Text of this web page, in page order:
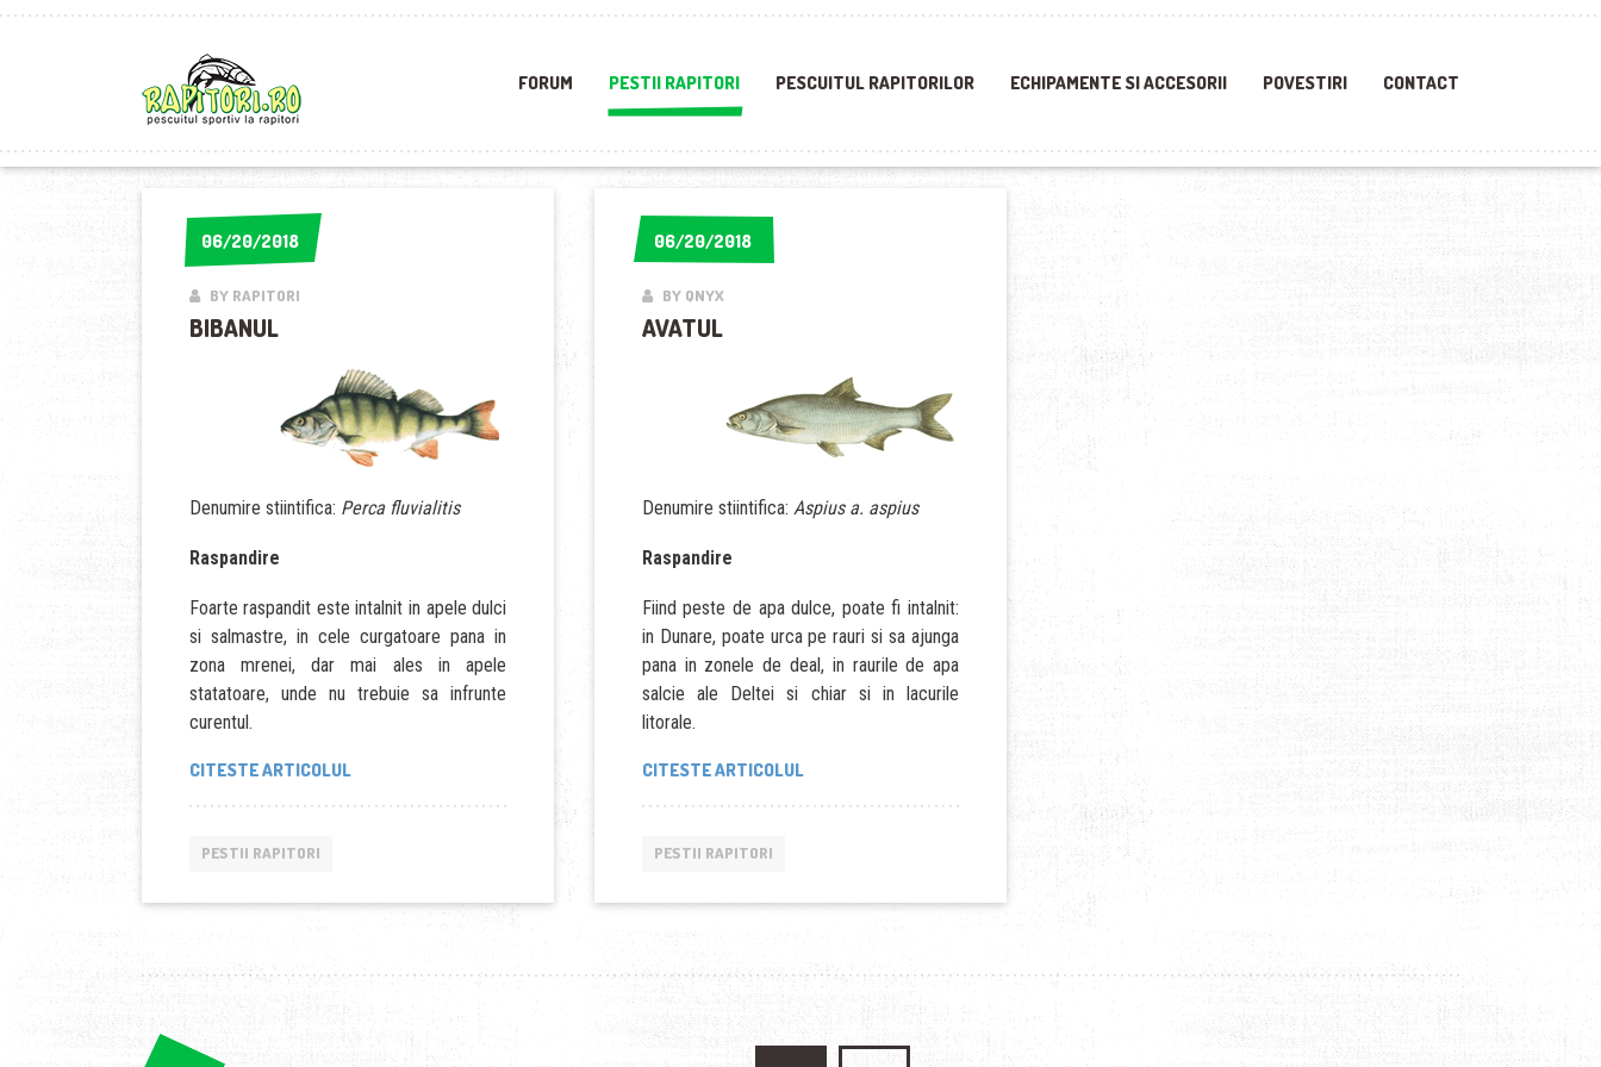
FORUM PESTII RAPITORI PESCUITUL RAPITORILOR ECHIPAMENTE SI ACCESORII POVESTIRI CONTACT
06/20/2018
06/20/2018
BY RAPITORI
BIBANUL
Denumire stiintifica: Perca fluvialitis
Raspandire
Foarte raspandit este intalnit in apele dulci
si salmastre, in cele curgatoare pana in
zona mrenei, dar mai ales in apele
statatoare, unde nu trebuie sa infrunte
curentul.
CITESTE ARTICOLUL“BIBANUL”
PESTII RAPITORI
06/20/2018
06/20/2018
BY QNYX
AVATUL
Denumire stiintifica: Aspius a. aspius
Raspandire
Fiind peste de apa dulce, poate fi intalnit:
in Dunare, poate urca pe rauri si sa ajunga
pana in zonele de deal, in raurile de apa
salcie ale Deltei si chiar si in lacurile
litorale.
CITESTE ARTICOLUL“AVATUL”
PESTII RAPITORI